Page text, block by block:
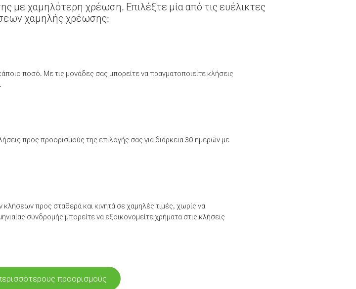
με χαμηλότερη χρέωση. Επιλέξτε μία από τις ευέλικτες
χαμηλής χρέωσης:
ποσό. Με τις μονάδες σας μπορείτε να πραγματοποιείτε κλήσεις
προς προορισμούς της επιλογής σας για διάρκεια 30 ημερών με
προς σταθερά και κινητά σε χαμηλές τιμές, χωρίς να
συνδρομής μπορείτε να εξοικονομείτε χρήματα στις κλήσεις
προορισμούς